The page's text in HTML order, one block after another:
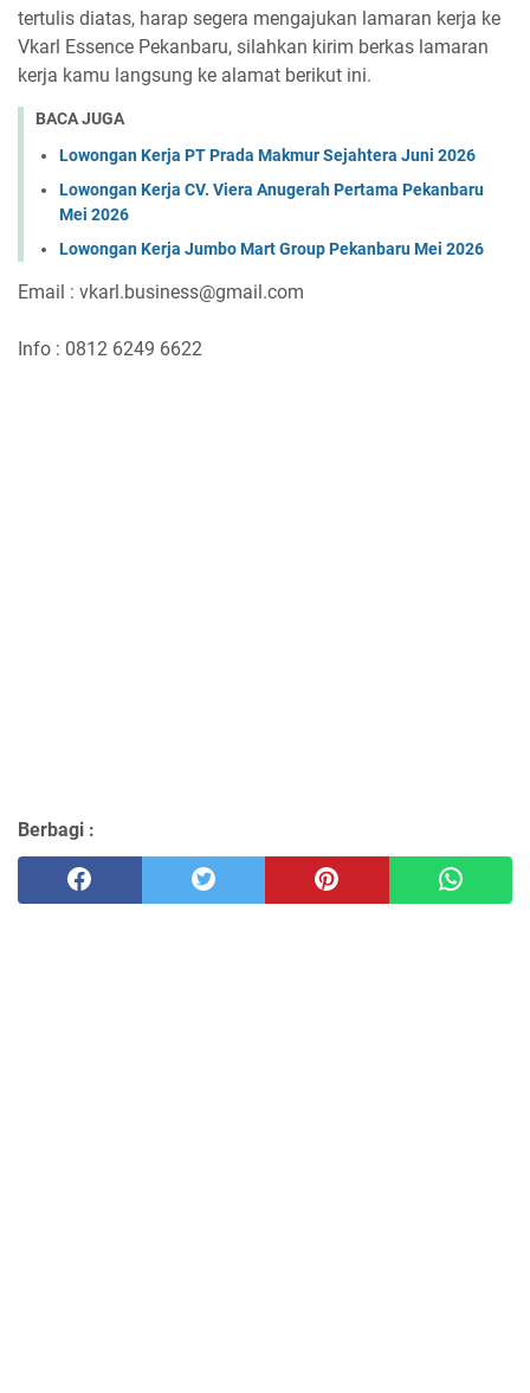
tertulis diatas, harap segera mengajukan lamaran kerja ke
Vkarl Essence Pekanbaru, silahkan kirim berkas lamaran
kerja kamu langsung ke alamat berikut ini.
BACA JUGA
Lowongan Kerja PT Prada Makmur Sejahtera Juni 2026
Lowongan Kerja CV. Viera Anugerah Pertama Pekanbaru
Mei 2026
Lowongan Kerja Jumbo Mart Group Pekanbaru Mei 2026
Email : vkarl.business@gmail.com
Info : 0812 6249 6622
Berbagi :